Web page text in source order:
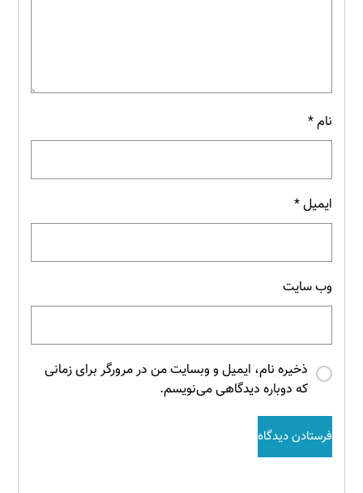
نام*
ایمیل*
وب‌ سایت
ذخیره نام، ایمیل و وبسایت من در مرورگر برای زمانی
که دوباره دیدگاهی می‌نویسم.
فرستادن دیدگاه